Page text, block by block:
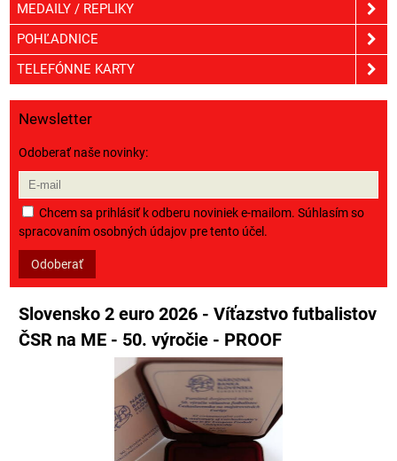
MEDAILY / REPLIKY
POHĽADNICE
TELEFÓNNE KARTY
Newsletter
Odoberať naše novinky:
Chcem sa prihlásiť k odberu noviniek e-mailom. Súhlasím so
spracovaním osobných údajov pre tento účel.
Odoberať
Slovensko 2 euro 2026 - Víťazstvo futbalistov
ČSR na ME - 50. výročie - PROOF